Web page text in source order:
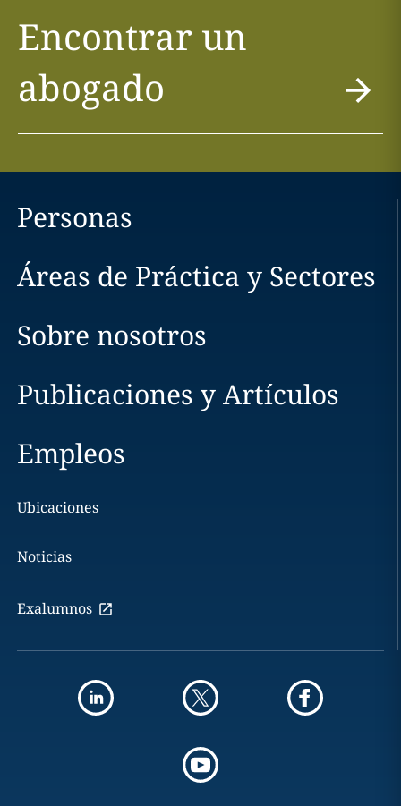
Encontrar un
abogado
Personas
Áreas de Práctica y Sectores
Sobre nosotros
Publicaciones y Artículos
Empleos
Ubicaciones
Noticias
Exalumnos